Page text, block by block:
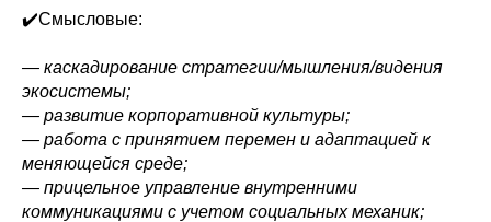
✔️Смысловые:
— каскадирование стратегии/мышления/видения
экосистемы;
— развитие корпоративной культуры;
— работа с принятием перемен и адаптацией к
меняющейся среде;
— прицельное управление внутренними
коммуникациями с учетом социальных механик;